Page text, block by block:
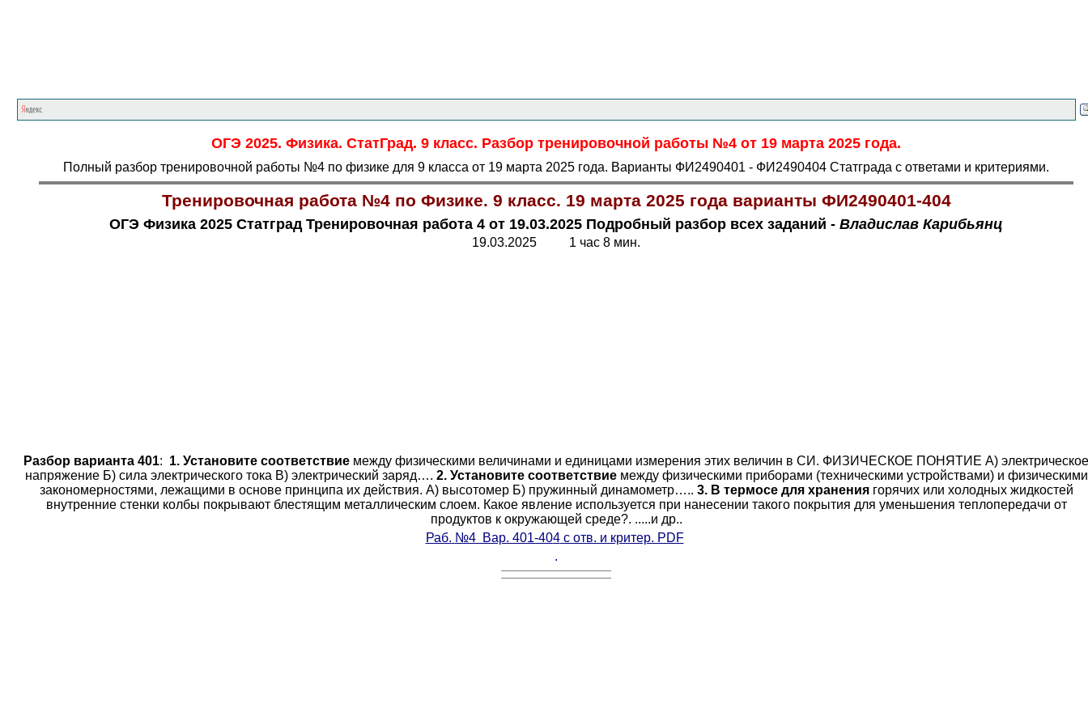
ОГЭ 2025. Физика. СтатГрад. 9 класс. Разбор тренировочной работы №4 от 19 марта 2025 года.
Полный разбор тренировочной работы №4 по физике для 9 класса от 19 марта 2025 года. Варианты ФИ2490401 - ФИ2490404 Статграда с ответами и критериями.
Тренировочная работа №4 по Физике. 9 класс. 19 марта 2025 года варианты ФИ2490401-404
ОГЭ Физика 2025 Статград Тренировочная работа 4 от 19.03.2025 Подробный разбор всех заданий - Владислав Карибьянц
19.03.2025 1 час 8 мин.
Разбор варианта 401: 1. Установите соответствие между физическими величинами и единицами измерения этих величин в СИ. ФИЗИЧЕСКОЕ ПОНЯТИЕ A) электрическое
напряжение Б) сила электрического тока B) электрический заряд…. 2. Установите соответствиемежду физическими приборами (техническими устройствами) и физическими
закономерностями, лежащими в основе принципа их действия. А) высотомер Б) пружинный динамометр….. 3. В термосе для хранениягорячих или холодных жидкостей
внутренние стенки колбы покрывают блестящим металлическим слоем. Какое явление используется при нанесении такого покрытия для уменьшения теплопередачи от
продуктов к окружающей среде?. .....и др..
Раб. №4 Вар. 401-404с отв. и критер. PDF
.